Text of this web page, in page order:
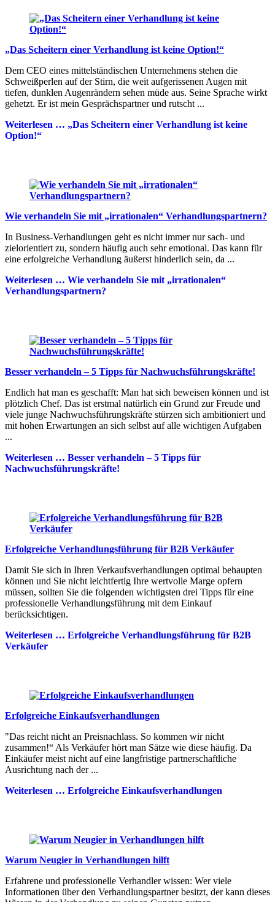
„Das Scheitern einer Verhandlung ist keine Option!“
Dem CEO eines mittelständischen Unternehmens stehen die
Schweißperlen auf der Stirn, die weit aufgerissenen Augen mit
tiefen, dunklen Augenrändern sehen müde aus. Seine Sprache wirkt
gehetzt. Er ist mein Gesprächspartner und rutscht ...
Weiterlesen … „Das Scheitern einer Verhandlung ist keine
Option!“
Wie verhandeln Sie mit „irrationalen“ Verhandlungspartnern?
In Business-Verhandlungen geht es nicht immer nur sach- und
zielorientiert zu, sondern häufig auch sehr emotional. Das kann für
eine erfolgreiche Verhandlung äußerst hinderlich sein, da ...
Weiterlesen … Wie verhandeln Sie mit „irrationalen“
Verhandlungspartnern?
Besser verhandeln – 5 Tipps für Nachwuchsführungskräfte!
Endlich hat man es geschafft: Man hat sich beweisen können und ist
plötzlich Chef. Das ist erstmal natürlich ein Grund zur Freude und
viele junge Nachwuchsführungskräfte stürzen sich ambitioniert und
mit hohen Erwartungen an sich selbst auf alle wichtigen Aufgaben
...
Weiterlesen … Besser verhandeln – 5 Tipps für
Nachwuchsführungskräfte!
Erfolgreiche Verhandlungsführung für B2B Verkäufer
Damit Sie sich in Ihren Verkaufsverhandlungen optimal behaupten
können und Sie nicht leichtfertig Ihre wertvolle Marge opfern
müssen, sollten Sie die folgenden wichtigsten drei Tipps für eine
professionelle Verhandlungsführung mit dem Einkauf
berücksichtigen.
Weiterlesen … Erfolgreiche Verhandlungsführung für B2B
Verkäufer
Erfolgreiche Einkaufsverhandlungen
"Das reicht nicht an Preisnachlass. So kommen wir nicht
zusammen!“ Als Verkäufer hört man Sätze wie diese häufig. Da
Einkäufer meist nicht auf eine langfristige partnerschaftliche
Ausrichtung nach der ...
Weiterlesen … Erfolgreiche Einkaufsverhandlungen
Warum Neugier in Verhandlungen hilft
Erfahrene und professionelle Verhandler wissen: Wer viele
Informationen über den Verhandlungspartner besitzt, der kann dieses